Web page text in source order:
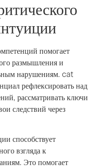
помогает
размышления и
нарушениям. cat
рефлексировать над
рассматривать ключи
следствий через
способствует
взгляда к
Это помогает